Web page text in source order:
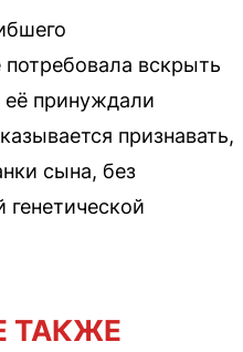
вскрыть
принуждали
признавать,
сына, без
генетической
ТАКЖЕ